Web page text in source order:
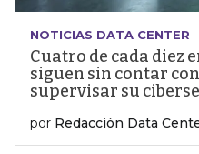
NOTICIAS DATA CENTER
Cuatro de cada diez
siguen sin contar
supervisar su
por Redacción Data